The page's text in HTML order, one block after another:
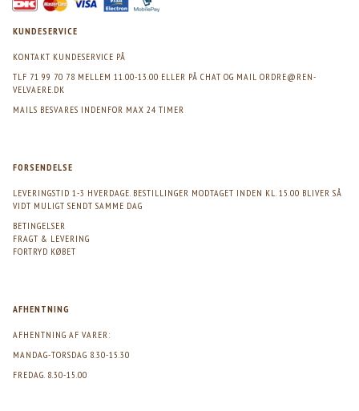
KUNDESERVICE
KONTAKT KUNDESERVICE PÅ
TLF 71 99 70 78 MELLEM 11.00-13.00 ELLER PÅ CHAT OG MAIL ORDRE@REN-
VELVAERE.DK
MAILS BESVARES INDENFOR MAX 24 TIMER
FORSENDELSE
LEVERINGSTID 1-3 HVERDAGE. BESTILLINGER MODTAGET INDEN KL. 15.00 BLIVER SÅ
VIDT MULIGT SENDT SAMME DAG
BETINGELSER
FRAGT & LEVERING
FORTRYD KØBET
AFHENTNING
AFHENTNING AF VARER:
MANDAG-TORSDAG 8.30-15.30
FREDAG. 8.30-15.00